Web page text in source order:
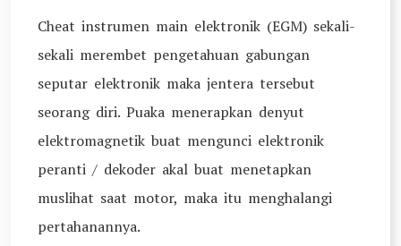
Cheat instrumen main elektronik (EGM) sekali-
sekali merembet pengetahuan gabungan
seputar elektronik maka jentera tersebut
seorang diri. Puaka menerapkan denyut
elektromagnetik buat mengunci elektronik
peranti / dekoder akal buat menetapkan
muslihat saat motor, maka itu menghalangi
pertahanannya.